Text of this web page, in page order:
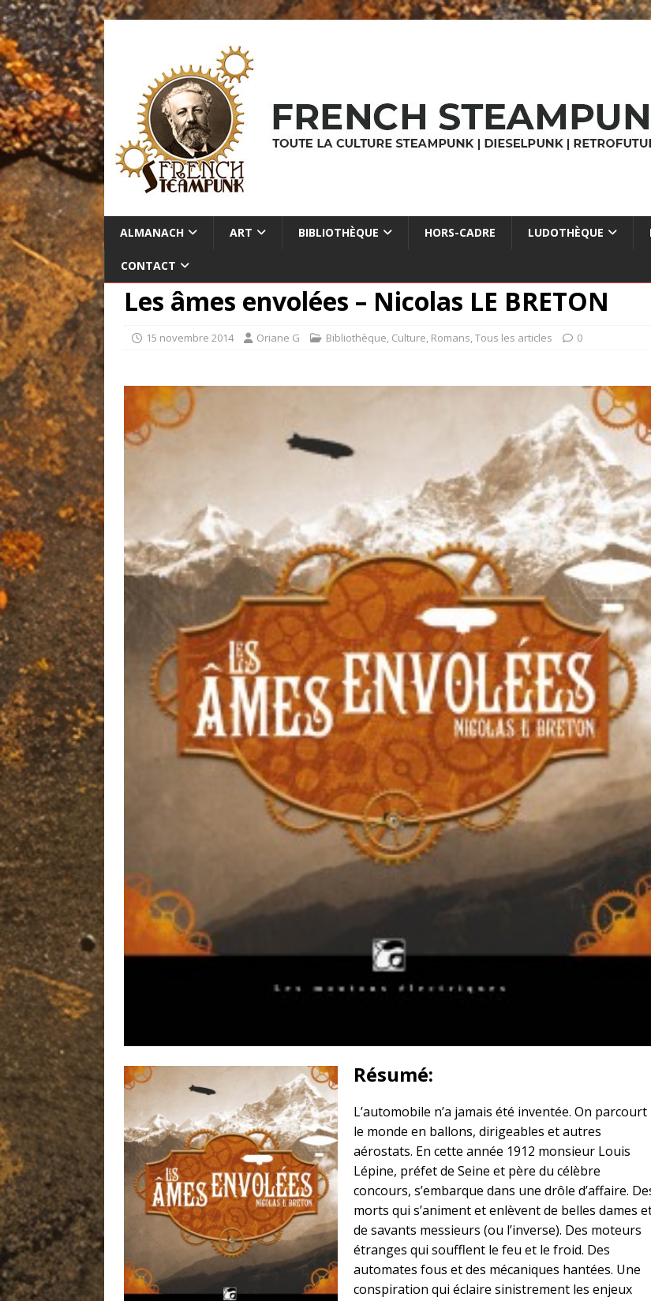
ALMANACH ART BIBLIOTHÈQUE HORS-CADRE LUDOTHÈQUE
CONTACT
Les âmes envolées – Nicolas LE BRETON
15 novembre 2014 Oriane G Bibliothèque, Culture, Romans,Tous les articles 0
Résumé:
L’automobile n’a jamais été inventée. On parcourt
le monde en ballons, dirigeables et autres
aérostats. En cette année 1912 monsieur Louis
Lépine, préfet de Seine et père du célèbre
concours, s’embarque dans une drôle d’affaire.
morts qui s’animent et enlèvent de belles dames
de savants messieurs (ou l’inverse). Des moteurs
étranges qui soufflent le feu et le froid. Des
automates fous et des mécaniques hantées. Une
conspiration qui éclaire sinistrement les enjeux